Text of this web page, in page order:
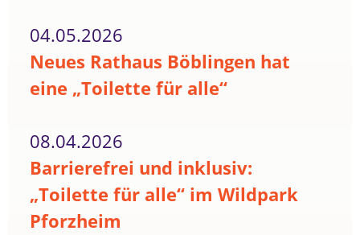
04.05.2026
Neues Rathaus Böblingen hat
eine „Toilette für alle“
08.04.2026
Barrierefrei und inklusiv:
„Toilette für alle“ im Wildpark
Pforzheim